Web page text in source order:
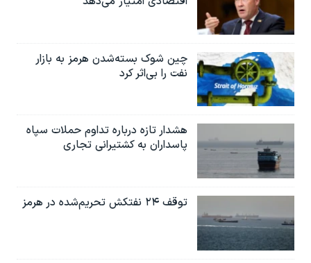
چین شوک بسته‌شدن هرمز به بازار
نفت را بی‌اثر کرد
هشدار تازه درباره تداوم حملات سپاه
پاسداران به کشتیرانی تجاری
توقف ۲۴ نفتکش تحریم‌شده در هرمز